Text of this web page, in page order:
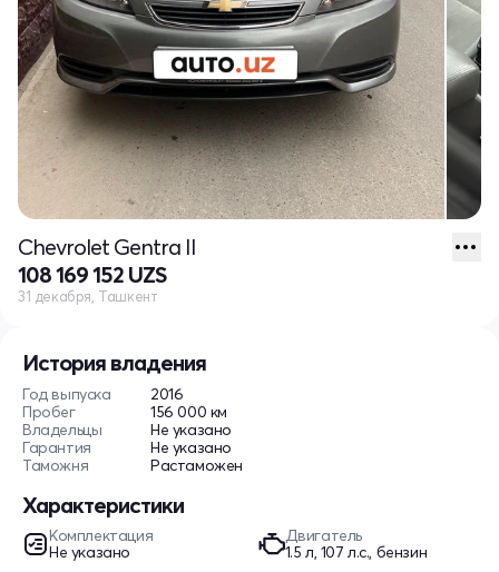
История владения
Год выпуска
2016
Пробег
156 000 км
Владельцы
Не указано
Гарантия
Не указано
Таможня
Растаможен
Характеристики
Комплектация
Не указано
Двигатель
1.5 л, 107 л.с., бензин
Chevrolet Gentra II
108 169 152 UZS
31 декабря, Ташкент